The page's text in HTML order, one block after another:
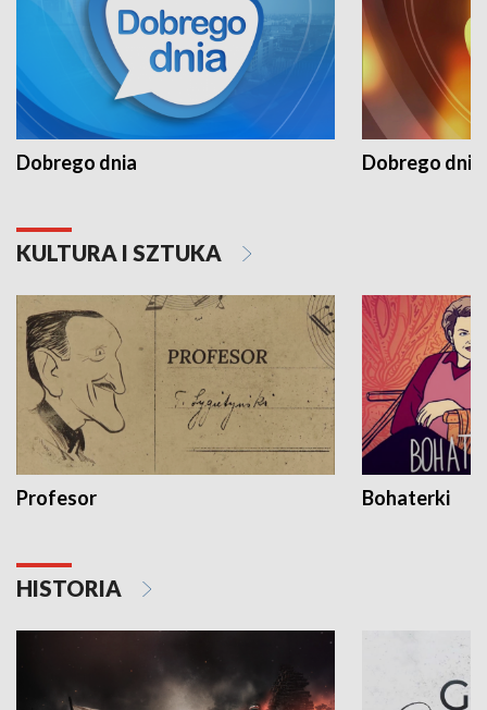
Dobrego dnia Dobrego dnia
KULTURA I SZTUKA
Profesor Bohaterki
HISTORIA